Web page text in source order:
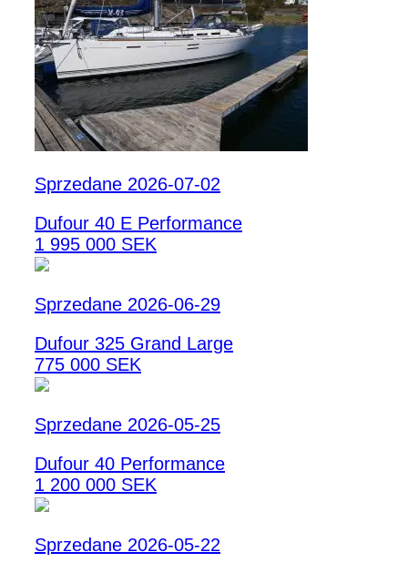
Sprzedane 2026-07-02
Dufour 40 E Performance
1 995 000 SEK
Sprzedane 2026-06-29
Dufour 325 Grand Large
775 000 SEK
Sprzedane 2026-05-25
Dufour 40 Performance
1 200 000 SEK
Sprzedane 2026-05-22